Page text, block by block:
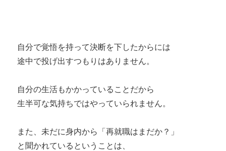
自分で覚悟を持って決断を下したからには
途中で投げ出すつもりはありません。
自分の生活もかかっていることだから
生半可な気持ちではやっていられません。
また、未だに身内から「再就職はまだか？」
と聞かれているということは、